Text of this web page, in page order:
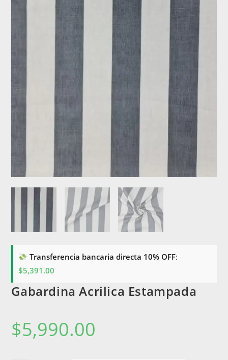
Transferencia bancaria directa 10% OFF:
$5,391.00
Gabardina Acrilica Estampada
$5,990.00